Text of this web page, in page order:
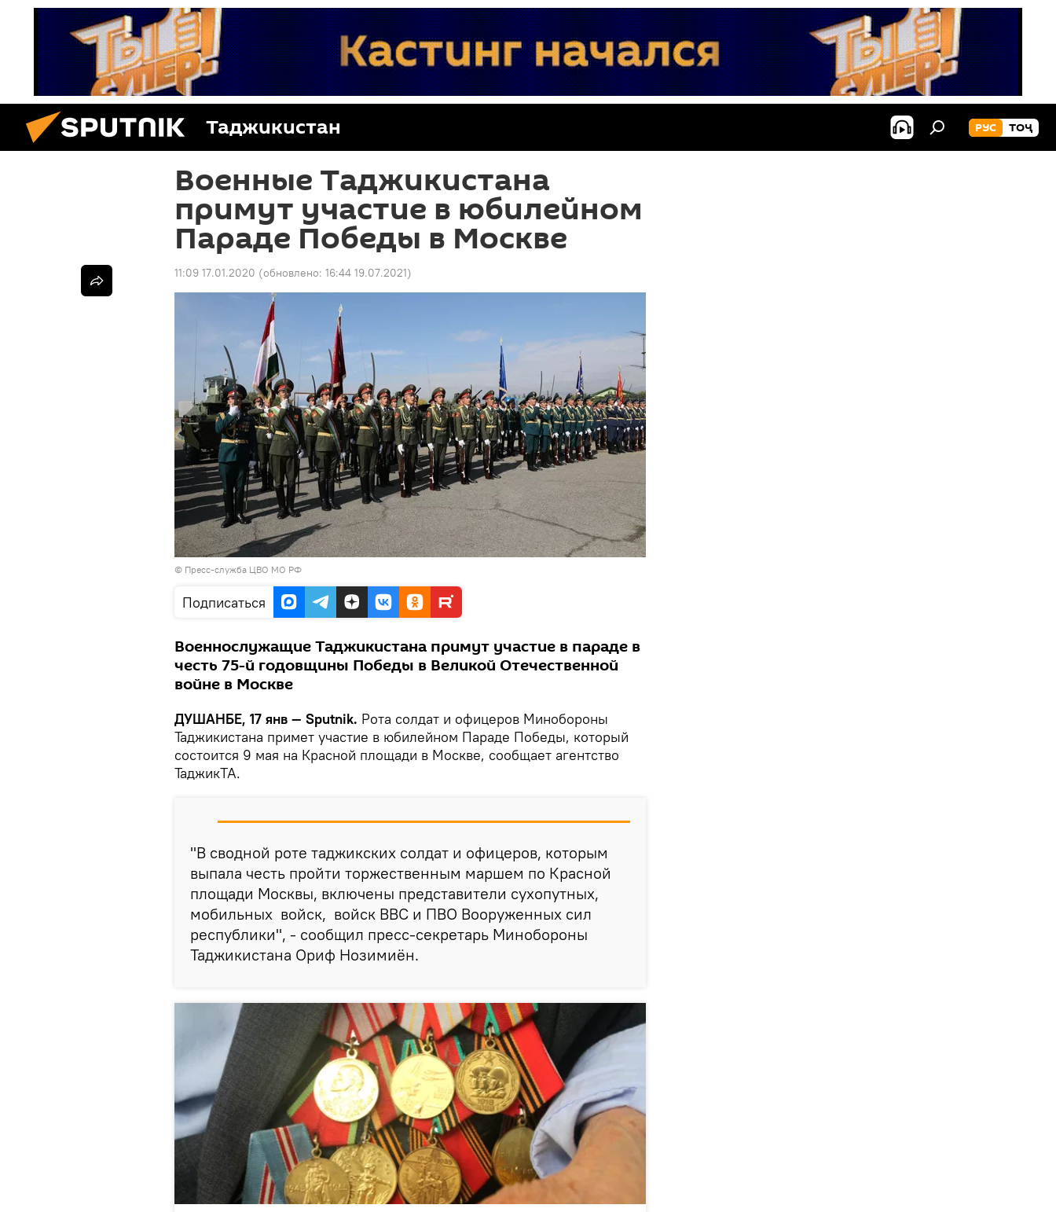
Таджикистан РУС ТОҶ
Военные Таджикистана
примут участие в юбилейном
Параде Победы в Москве
11:09 17.01.2020 (обновлено: 16:44 19.07.2021)
© Пресс-служба ЦВО МО РФ
Подписаться
Военнослужащие Таджикистана примут участие в параде в
честь 75-й годовщины Победы в Великой Отечественной
войне в Москве
ДУШАНБЕ, 17 янв — Sputnik. Рота солдат и офицеров Минобороны
Таджикистана примет участие в юбилейном Параде Победы, который
состоится 9 мая на Красной площади в Москве, сообщает агентство
ТаджикТА.
"В сводной роте таджикских солдат и офицеров, которым
выпала честь пройти торжественным маршем по Красной
площади Москвы, включены представители сухопутных,
мобильных войск, войск ВВС и ПВО Вооруженных сил
республики", - сообщил пресс-секретарь Минобороны
Таджикистана Ориф Нозимиён.